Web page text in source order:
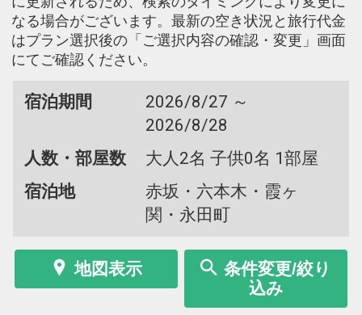
なる場合がございます。最新の空き状況と旅行代金
はプラン選択後の「ご選択内容の確認・変更」画面
にてご確認ください。
宿泊期間
2026/8/27 ～
2026/8/28
人数・部屋数
大人2名 子供0名 1部屋
宿泊地
赤坂・六本木・霞ヶ
関・永田町
地図表示
条件変更/絞り
込み